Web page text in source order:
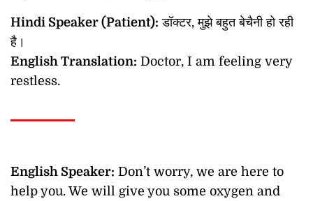
Hindi Speaker (Patient): डॉक्टर, मुझे बहुत बेचैनी हो रही
है।
English Translation: Doctor, I am feeling very
restless.
English Speaker: Don’t worry, we are here to
help you. We will give you some oxygen and